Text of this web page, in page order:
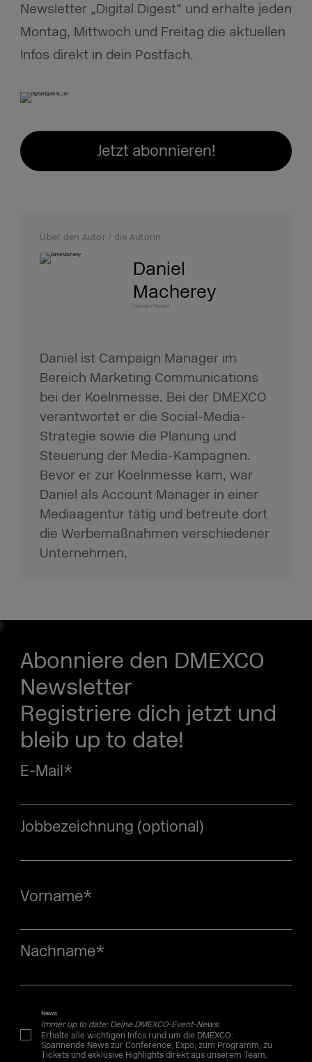
Newsletter „Digital Digest“ und erhalte jeden
Montag, Mittwoch und Freitag die aktuellen
Infos direkt in dein Postfach.
Jetzt abonnieren!
Über den Autor / die Autorin
Daniel
Macherey
Campaign Manager
Daniel ist Campaign Manager im
Bereich Marketing Communications
bei der Koelnmesse. Bei der DMEXCO
verantwortet er die Social-Media-
Strategie sowie die Planung und
Steuerung der Media-Kampagnen.
Bevor er zur Koelnmesse kam, war
Daniel als Account Manager in einer
Mediaagentur tätig und betreute dort
die Werbemaßnahmen verschiedener
Unternehmen.
Abonniere den DMEXCO
Newsletter
Registriere dich jetzt und
bleib up to date!
E-Mail*
Jobbezeichnung (optional)
Vorname*
Nachname*
News
Immer up to date: Deine DMEXCO-Event-News.
Erhalte alle wichtigen Infos rund um die DMEXCO:
Spannende News zur Conference, Expo, zum Programm, zu
Tickets und exklusive Highlights direkt aus unserem Team.